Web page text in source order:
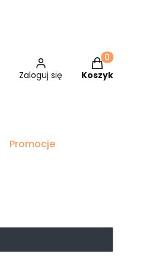
Zaloguj się
Produkty w
Koszyk
Promocje